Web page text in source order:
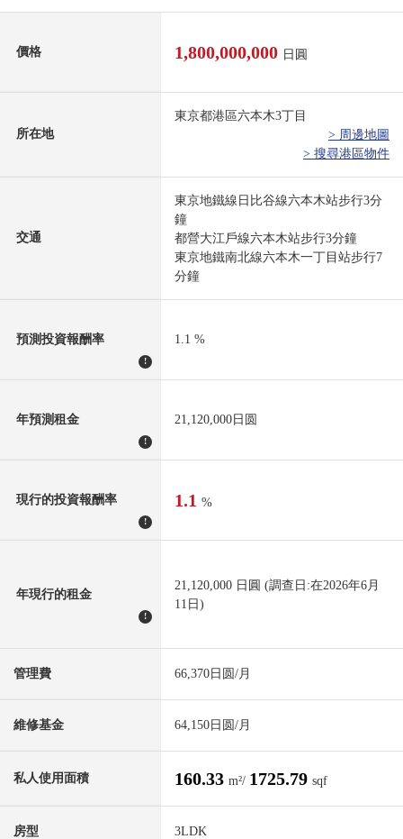
價格 1,800,000,000 日圓
所在地
東京都港區六本木3丁目
> 周邊地圖
> 搜尋港區物件
交通
東京地鐵線日比谷線六本木站步行3分
鐘
都營大江戶線六本木站步行3分鐘
東京地鐵南北線六本木一丁目站步行7
分鐘
預測投資報酬率
!
1.1 %
年預測租金
!
21,120,000日圆
現行的投資報酬率
!
1.1 %
年現行的租金
!
21,120,000 日圓 (調查日:在2026年6月
11日)
管理費 66,370日圆/月
維修基金 64,150日圆/月
私人使用面積 160.33 m²/ 1725.79 sqf
房型 3LDK